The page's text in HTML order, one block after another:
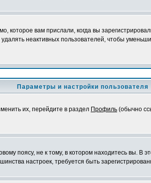
вам прислали, когда вы
неактивных пользователей, чтобы
Параметры и настройки пользователя
их, перейдите в раздел Профиль (обычно
поясу, не к тому, в котором находитесь вы. В
настроек, требуется быть